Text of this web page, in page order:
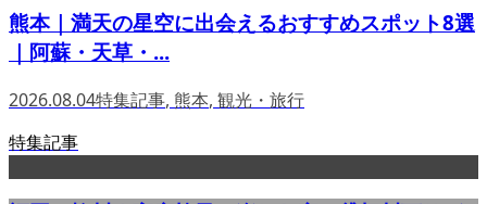
熊本｜満天の星空に出会えるおすすめスポット8選
｜阿蘇・天草・...
2026.08.04特集記事, 熊本, 観光・旅行
特集記事